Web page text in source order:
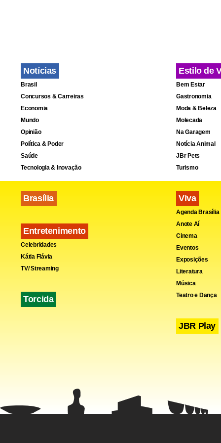
Notícias
Brasil
Concursos & Carreiras
Economia
Mundo
Opinião
Política & Poder
Saúde
Tecnologia & Inovação
Brasília
Entretenimento
Celebridades
Kátia Flávia
TV/ Streaming
Torcida
Estilo de
Bem Estar
Gastronomia
Moda & Beleza
Molecada
Na Garagem
Notícia Animal
JBr Pets
Turismo
Viva
Agenda Brasília
Anote Aí
Cinema
Eventos
Exposições
Literatura
Música
Teatro e Dança
JBR Play